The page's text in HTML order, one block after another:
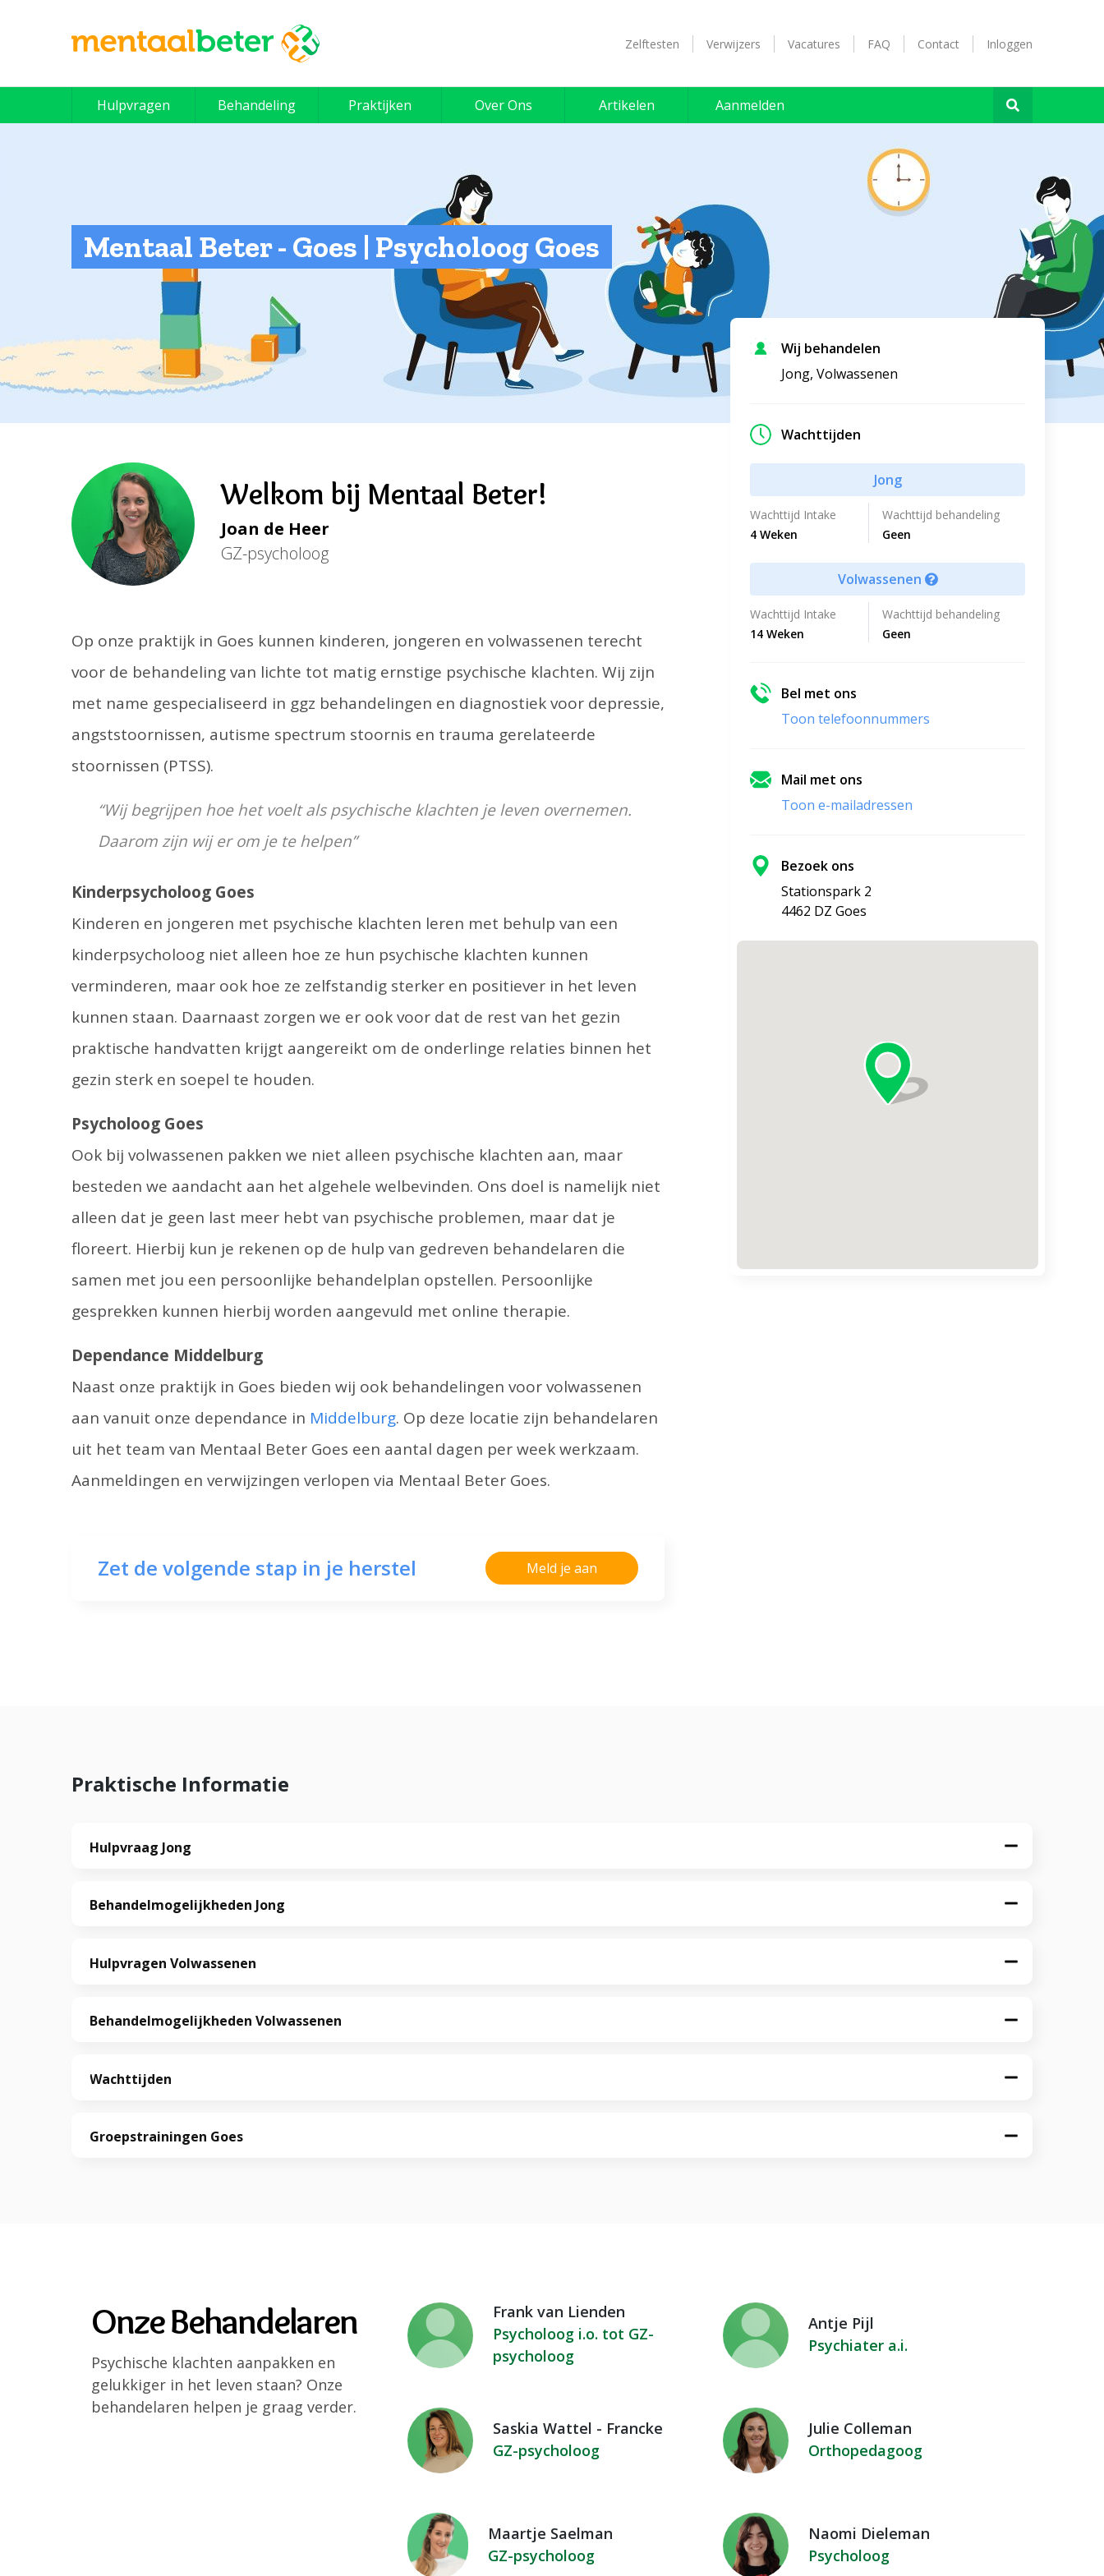
Zelftesten Verwijzers Vacatures FAQ Contact Inloggen
Hulpvragen Behandeling Praktijken Over Ons Artikelen Aanmelden
Mentaal Beter - Goes | Psycholoog Goes
Welkom bij Mentaal Beter!
Joan de Heer
GZ-psycholoog
Op onze praktijk in Goes kunnen kinderen, jongeren en volwassenen terecht
voor de behandeling van lichte tot matig ernstige psychische klachten. Wij zijn
met name gespecialiseerd in ggz behandelingen en diagnostiek voor depressie,
angststoornissen, autisme spectrum stoornis en trauma gerelateerde
stoornissen (PTSS).
“Wij begrijpen hoe het voelt als psychische klachten je leven overnemen.
Daarom zijn wij er om je te helpen”
Kinderpsycholoog Goes
Kinderen en jongeren met psychische klachten leren met behulp van een
kinderpsycholoog niet alleen hoe ze hun psychische klachten kunnen
verminderen, maar ook hoe ze zelfstandig sterker en positiever in het leven
kunnen staan. Daarnaast zorgen we er ook voor dat de rest van het gezin
praktische handvatten krijgt aangereikt om de onderlinge relaties binnen het
gezin sterk en soepel te houden.
Psycholoog Goes
Ook bij volwassenen pakken we niet alleen psychische klachten aan, maar
besteden we aandacht aan het algehele welbevinden. Ons doel is namelijk niet
alleen dat je geen last meer hebt van psychische problemen, maar dat je
floreert. Hierbij kun je rekenen op de hulp van gedreven behandelaren die
samen met jou een persoonlijke behandelplan opstellen. Persoonlijke
gesprekken kunnen hierbij worden aangevuld met online therapie.
Dependance Middelburg
Naast onze praktijk in Goes bieden wij ook behandelingen voor volwassenen
aan vanuit onze dependance in Middelburg. Op deze locatie zijn behandelaren
uit het team van Mentaal Beter Goes een aantal dagen per week werkzaam.
Aanmeldingen en verwijzingen verlopen via Mentaal Beter Goes.
Zet de volgende stap in je herstel Meld je aan
Wij behandelen
Jong, Volwassenen
Wachttijden
Jong
Wachttijd Intake
Wachttijd behandeling
4 Weken
Geen
Volwassenen
Wachttijd Intake
Wachttijd behandeling
14 Weken
Geen
Bel met ons
Toon telefoonnummers
Mail met ons
Toon e-mailadressen
Bezoek ons
Stationspark 2
4462 DZ Goes
Praktische Informatie
Hulpvraag Jong
Behandelmogelijkheden Jong
Hulpvragen Volwassenen
Behandelmogelijkheden Volwassenen
Wachttijden
Groepstrainingen Goes
Onze Behandelaren
Psychische klachten aanpakken en
gelukkiger in het leven staan? Onze
behandelaren helpen je graag verder.
Frank van Lienden
Psycholoog i.o. tot GZ-
psycholoog
Antje Pijl
Psychiater a.i.
Saskia Wattel - Francke
GZ-psycholoog
Julie Colleman
Orthopedagoog
Maartje Saelman
GZ-psycholoog
Naomi Dieleman
Psycholoog